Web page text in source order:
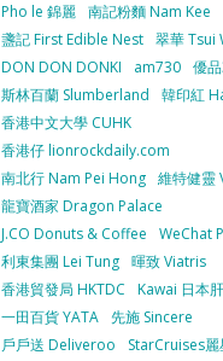
Pho le 錦麗 南記粉麵 Nam Kee
盞記 First Edible Nest 翠華 Tsui
DON DON DONKI
am730 優
斯林百蘭 Slumberland
韓印紅
香港中文大學 CUHK
香港仔 lionrockdaily.com
南北行 Nam Pei Hong 維特健靈
龍寶酒家 Dragon Palace
J.CO Donuts & Coffee
WeChat
利東集團 Lei Tung 暉致 Viatris
香港貿發局 HKTDC
Kawai 日本
一田百貨 YATA 先施 Sincere
戶戶送 Deliveroo
StarCruises